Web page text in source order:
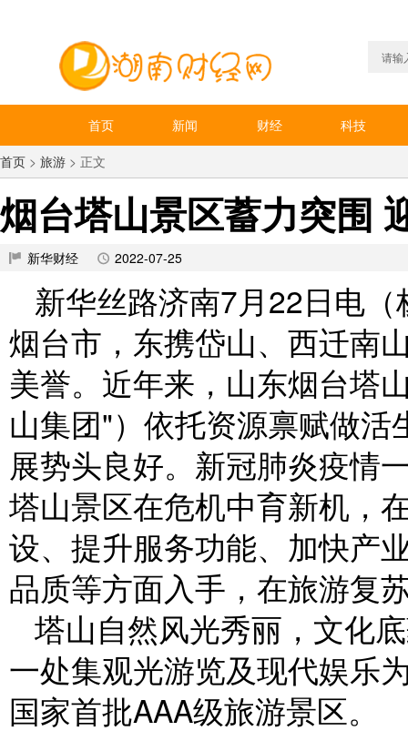
首页 新闻 财经
科技
首页 > 旅游 > 正文
烟台塔山景区蓄力突围
新华财经 2022-07-25
新华丝路济南7月22日电
烟台市，东携岱山、西迁南
美誉。近年来，山东烟台塔
山集团"）依托资源禀赋做
展势头良好。新冠肺炎疫情
塔山景区在危机中育新机，
设、提升服务功能、加快产
品质等方面入手，在旅游复
塔山自然风光秀丽，文化
一处集观光游览及现代娱乐
国家首批AAA级旅游景区。